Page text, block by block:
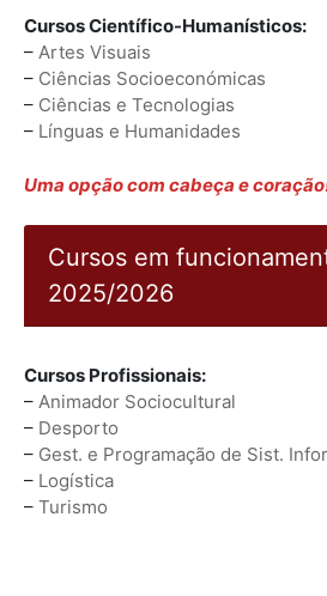
Cursos Científico-Humanísticos:
– Artes Visuais
– Ciências Socioeconómicas
– Ciências e Tecnologias
– Línguas e Humanidades
Uma opção com cabeça e
Cursos em
2025/2026
Cursos Profissionais:
– Animador Sociocultural
– Desporto
– Gest. e Programação de Sist.
– Logística
– Turismo